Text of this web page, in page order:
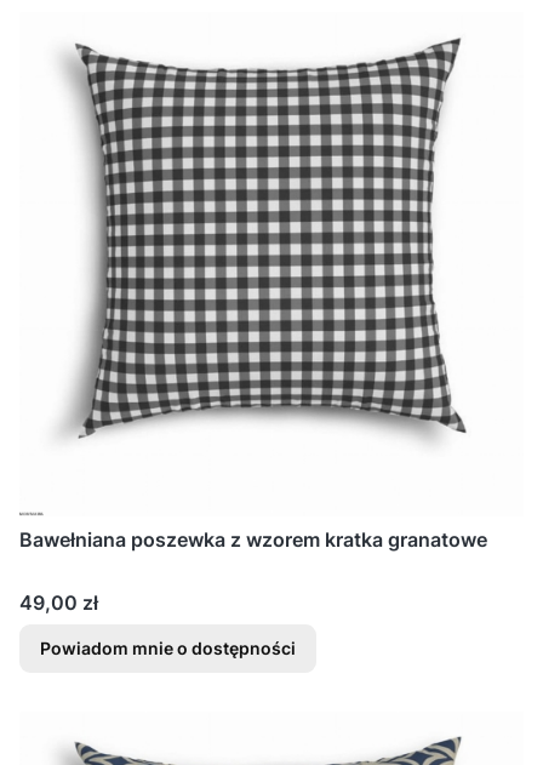
Bawełniana poszewka z wzorem kratka granatowe
Cena
49,00 zł
Powiadom mnie o dostępności